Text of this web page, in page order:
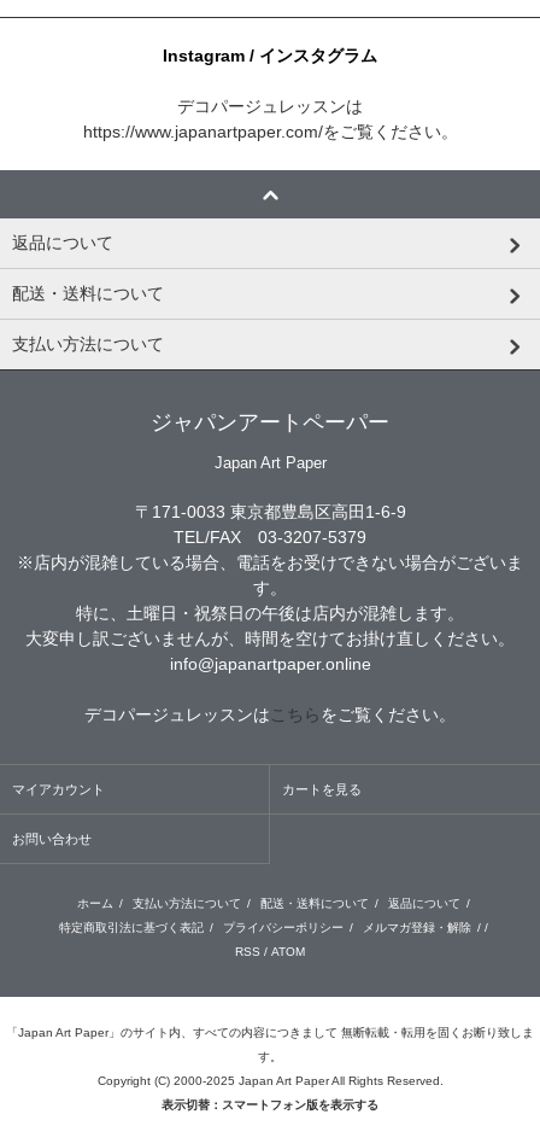
Instagram / インスタグラム
デコパージュレッスンは
https://www.japanartpaper.com/をご覧ください。
返品について
配送・送料について
支払い方法について
ジャパンアートペーパー
Japan Art Paper
〒171-0033 東京都豊島区高田1-6-9
TEL/FAX 03-3207-5379
※店内が混雑している場合、電話をお受けできない場合がございま
す。
特に、土曜日・祝祭日の午後は店内が混雑します。
大変申し訳ございませんが、時間を空けてお掛け直しください。
info@japanartpaper.online
デコパージュレッスンは こちらをご覧ください。
マイアカウント カートを見る
お問い合わせ
ホーム / 支払い方法について / 配送・送料について / 返品について /
特定商取引法に基づく表記 / プライバシーポリシー / メルマガ登録・解除 / /
RSS / ATOM
「Japan Art Paper」のサイト内、すべての内容につきまして 無断転載・転用を固くお断り致しま
す。
Copyright (C) 2000-2025 Japan Art Paper All Rights Reserved.
表示切替：スマートフォン版を表示する